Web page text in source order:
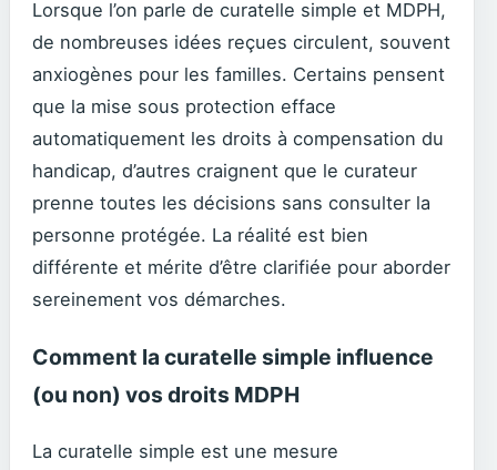
Lorsque l’on parle de curatelle simple et MDPH,
de nombreuses idées reçues circulent, souvent
anxiogènes pour les familles. Certains pensent
que la mise sous protection efface
automatiquement les droits à compensation du
handicap, d’autres craignent que le curateur
prenne toutes les décisions sans consulter la
personne protégée. La réalité est bien
différente et mérite d’être clarifiée pour aborder
sereinement vos démarches.
Comment la curatelle simple influence
(ou non) vos droits MDPH
La curatelle simple est une mesure